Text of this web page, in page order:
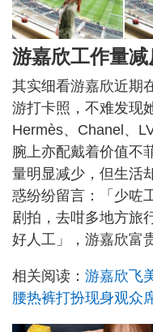
游嘉欣工作量
其实细看游嘉欣近期
游打卡照，不难发现
Hermès、Chanel、
腕上亦配戴着价值不
量明显减少，但生活
惑纷纷留言：「少咗
剧拍，去咁多地方旅
好人工」，游嘉欣富
相关阅读： 游嘉欣飞
腰热裤打扮现身观众